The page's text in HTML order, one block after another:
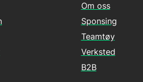
Om oss
Sponsing
Teamtøy
Verksted
B2B